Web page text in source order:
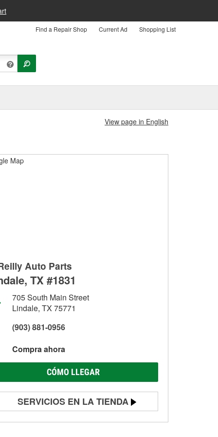
Find a Repair Shop Current Ad Shopping List
View page in English
Auto Parts
TX #1831
705 South Main Street
Lindale, TX 75771
(903) 881-0956
Compra ahora
CÓMO LLEGAR
SERVICIOS EN LA TIENDA
Prueba de batería